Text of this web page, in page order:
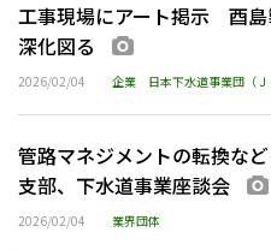
工事現場にアート掲示 酉
深化図る
2026/02/04 企業 日本下水道事業団（
管路マネジメントの転換な
支部、下水道事業座談会
2026/02/04 業界団体